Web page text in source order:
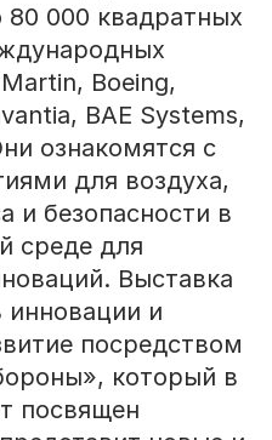
000 квадратных
Boeing,
BAE Systems,
ознакомятся с
для воздуха,
и безопасности в
среде для
Выставка
инновации и
посредством
который в
посвящен